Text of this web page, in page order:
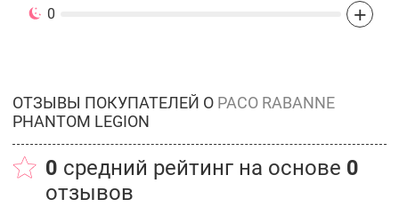
0 +
ОТЗЫВЫ ПОКУПАТЕЛЕЙ О PACO RABANNE
PHANTOM LEGION
0 средний рейтинг на основе 0
отзывов